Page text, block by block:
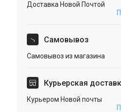
Доставка Новой Почтой
Cамовывоз
Самовывоз из магазина
Курьерская
Курьером Новой почты